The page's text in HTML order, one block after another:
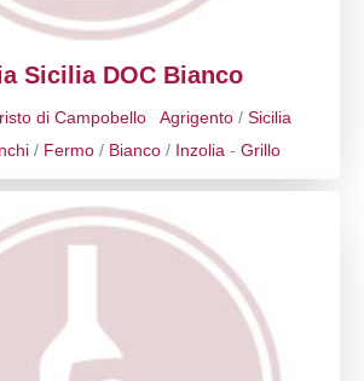
Sicilia DOC Bianco
di Campobello Agrigento/ Sicilia
/ Fermo / Bianco / Inzolia - Grillo